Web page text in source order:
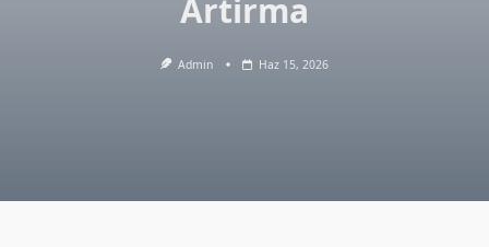
Artirma
Admin Haz 15, 2026